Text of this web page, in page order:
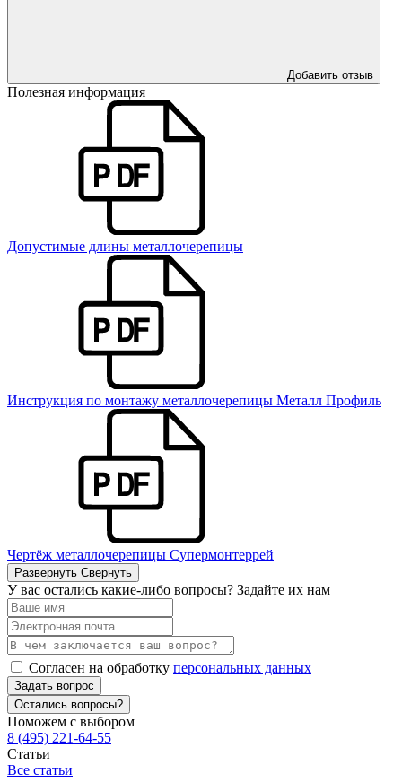
Добавить отзыв
Полезная информация
Допустимые длины металлочерепицы
Инструкция по монтажу металлочерепицы Металл Профиль
Чертёж металлочерепицы Супермонтеррей
Развернуть Свернуть
У вас остались какие-либо вопросы? Задайте их нам
Согласен на обработку персональных данных
Задать вопрос
Остались вопросы?
Поможем с выбором
8 (495) 221-64-55
Статьи
Все статьи